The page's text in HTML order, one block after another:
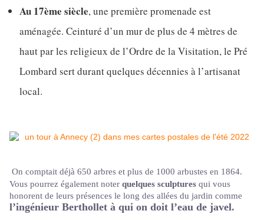
Au 17ème siècle, une première promenade est
aménagée. Ceinturé d’un mur de plus de 4 mètres de
haut par les religieux de l’Ordre de la Visitation, le Pré
Lombard sert durant quelques décennies à l’artisanat
local.
On comptait déjà 650 arbres et plus de 1000 arbustes en 1864.
Vous pourrez également noter quelques sculptures qui vous
honorent de leurs présences le long des allées du jardin comme
l’ingénieur Berthollet à qui on doit l’eau de javel.